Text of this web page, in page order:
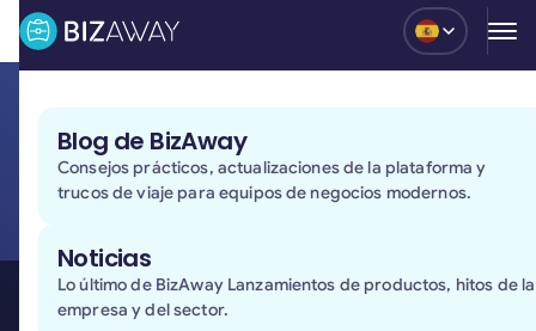
Blog
Blog de BizAway
Consejos prácticos, actualizaciones de la plataforma y
trucos de viaje para equipos de negocios modernos.
Noticias
Lo último de BizAway Lanzamientos de productos, hitos de la
empresa y del sector.
API global de viajes:la
integración API de viajes
para tu empresa
Conecta tu negocio con un inventario global de viajes.
Accede a vuelos, alojamientos y mucho más a través